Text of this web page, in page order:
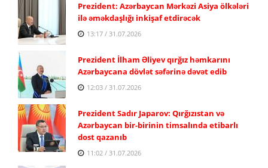
Prezident: Azərbaycan Mərkəzi Asiya ölkələri
ilə əməkdaşlığı inkişaf etdirəcək
13:17 / 31.07.2026
Prezident İlham Əliyev qırğız həmkarını
Azərbaycana dövlət səfərinə dəvət edib
12:03 / 31.07.2026
Prezident Sadır Japarov: Qırğızıstan və
Azərbaycan bir-birinin timsalında etibarlı
dost qazanıb
11:02 / 31.07.2026